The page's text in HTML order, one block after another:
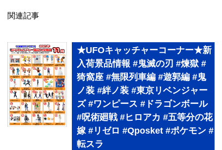
関連記事
★UFOキャッチャーコーナー★新
入荷景品情報 #鬼滅の刃 #煉獄 #
猗窩座 #無限列車編 #遊郭編 #鬼
ノ装 #絆ノ装 #東京リベンジャー
ズ #ワンピース #ドラゴンボール
#呪術廻戦 #ヒロアカ #五等分の花
嫁 #リゼロ #Qposket #ポケモン #
転スラ